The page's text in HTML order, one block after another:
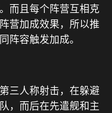
而且每个阵营互相克
营加成效果，所以推
阵容触发加成。
三人称射击，在躲避
，而后在先遣舰和主